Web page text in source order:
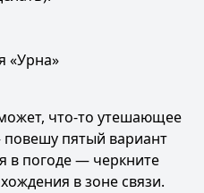
«Урна»
что-то утешающее
пятый вариант
в погоде — черкните
в зоне связи.